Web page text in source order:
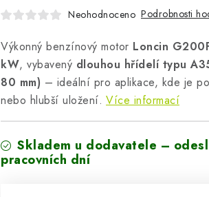
Neohodnoceno Podrobnosti
Výkonný benzínový motor Loncin
kW, vybavený dlouhou hřídelí typu
80 mm) – ideální pro aplikace, kde je
nebo hlubší uložení. Více informací
Skladem u dodavatele –
pracovních dní